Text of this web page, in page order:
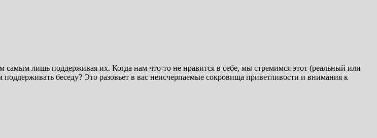
самым лишь поддерживая их. Когда нам что-то не нравится в себе, мы стремимся этот (реальный или
беседу? Это разовьет в вас неисчерпаемые сокровища приветливости и внимания к